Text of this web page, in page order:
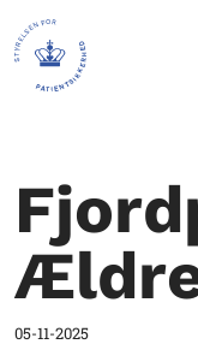
05-11-2025